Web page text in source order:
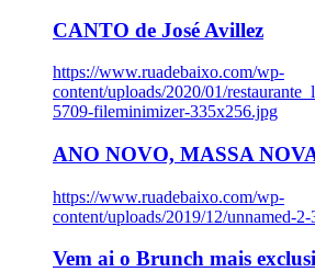
CANTO de José Avillez
https://www.ruadebaixo.com/wp-
content/uploads/2020/01/
5709-fileminimizer-335x256.jpg
ANO NOVO, MASSA
https://www.ruadebaixo.com/wp-
content/uploads/2019/12/unnamed-
Vem ai o Brunch mais